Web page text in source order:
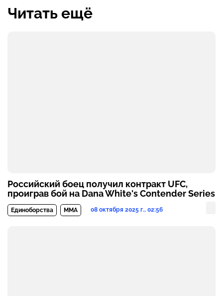
Читать ещё
Российский боец получил контракт UFC,
проиграв бой на Dana White's Contender Series
Единоборства MMA 08 октября 2025 г., 02:56